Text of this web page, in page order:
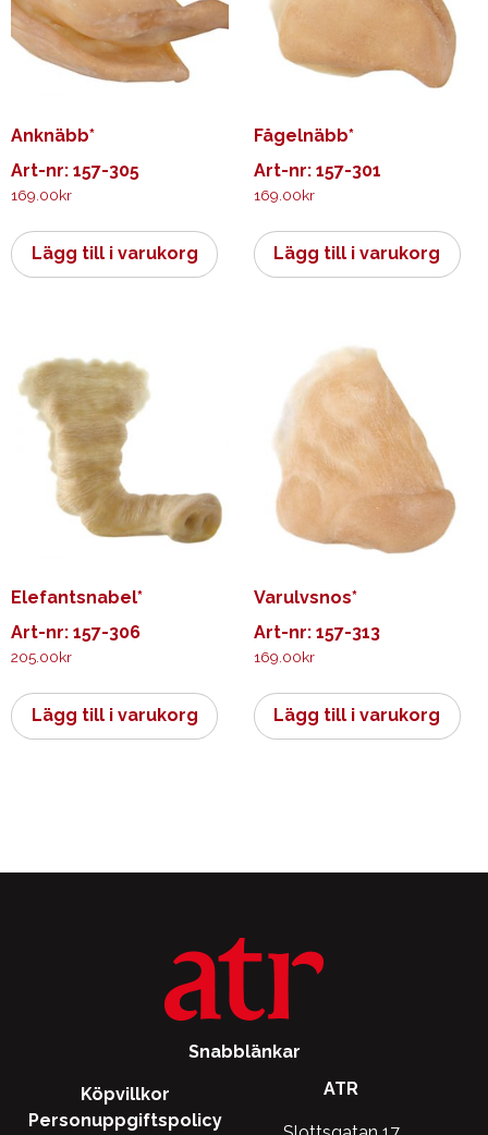
Anknäbb*
Art-nr: 157-305
169.00kr
Lägg till i varukorg
Fågelnäbb*
Art-nr: 157-301
169.00kr
Lägg till i varukorg
Elefantsnabel*
Art-nr: 157-306
205.00kr
Lägg till i varukorg
Varulvsnos*
Art-nr: 157-313
169.00kr
Lägg till i varukorg
Snabblänkar
Köpvillkor
Personuppgiftspolicy
ATR